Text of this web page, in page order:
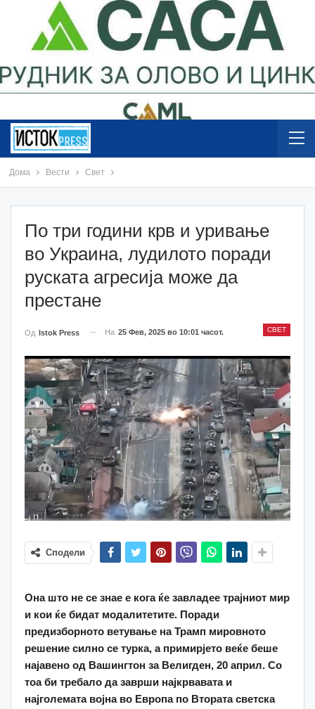
Дома Вести Свет
По три години крв и уривање
во Украина, лудилото поради
руската агресија може да
престане
СВЕТ
Од Istok Press На 25 Фев, 2025 во 10:01 часот.
Сподели
Она што не се знае е кога ќе завладее трајниот мир
и кои ќе бидат модалитетите. Поради
предизборното ветување на Трамп мировното
решение силно се турка, а примирјето веќе беше
најавено од Вашингтон за Велигден, 20 април. Со
тоа би требало да заврши најкрвавата и
најголемата војна во Европа по Втората светска